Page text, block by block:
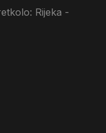
Rijeka -